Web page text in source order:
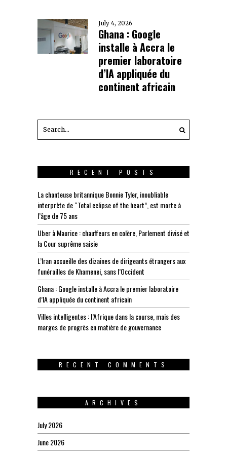
July 4, 2026
Ghana : Google
installe à Accra le
premier laboratoire
d’IA appliquée du
continent africain
RECENT POSTS
La chanteuse britannique Bonnie Tyler, inoubliable
interprète de “Total eclipse of the heart”, est morte à
l’âge de 75 ans
Uber à Maurice : chauffeurs en colère, Parlement divisé et
la Cour suprême saisie
L’Iran accueille des dizaines de dirigeants étrangers aux
funérailles de Khamenei, sans l’Occident
Ghana : Google installe à Accra le premier laboratoire
d’IA appliquée du continent africain
Villes intelligentes : l’Afrique dans la course, mais des
marges de progrès en matière de gouvernance
RECENT COMMENTS
ARCHIVES
July 2026
June 2026